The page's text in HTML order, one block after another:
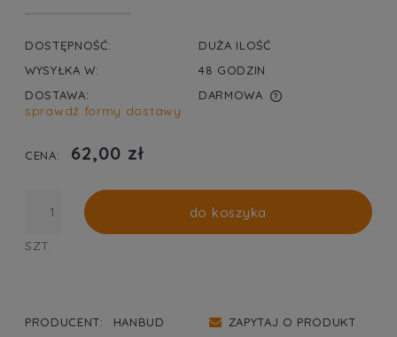
DOSTĘPNOŚĆ:
DUŻA ILOŚĆ
WYSYŁKA W:
48 GODZIN
DOSTAWA:
DARMOWA
CENA NIE ZAWIERA EWENTUALNYCH KOSZTÓW
sprawdź formy dostawy
CENA: 62,00 zł
SZT.
do koszyka
PRODUCENT:
HANBUD
ZAPYTAJ O PRODUKT